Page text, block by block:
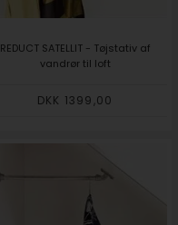
REDUCT SATELLIT - Tøjstativ af
vandrør til loft
DKK 1399,00